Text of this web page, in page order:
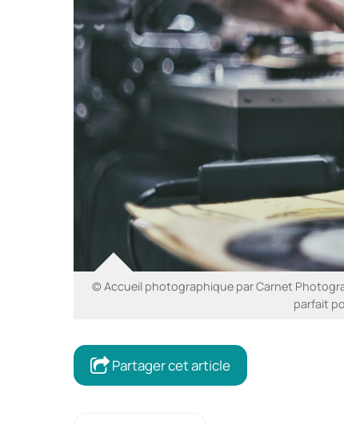
© Accueil photographique par Carnet
parfait
Partager cet article